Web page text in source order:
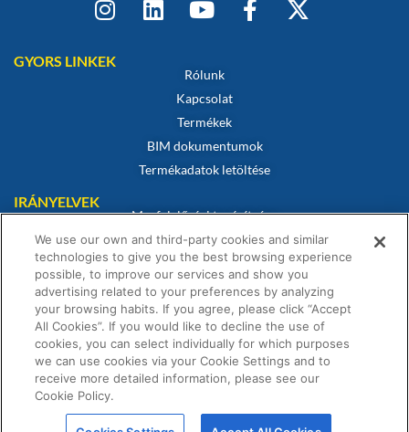
GYORS LINKEK
Rólunk
Kapcsolat
Termékek
BIM dokumentumok
Termékadatok letöltése
IRÁNYELVEK
Megfelelőségi tanúsítvány
Sütikre vonatkozó szabályzat
Jogi nyilatkozat
Adatvédelmi irányelvek
Értékesítési feltételek
Garanciális nyilatkozat
© Fernox is an Element Solutions Inc business 2026. All Rights
We use our own and third-party cookies and similar
technologies to give you the best browsing experience
possible, to improve our services and show you
advertising related to your preferences by analyzing
your browsing habits. If you agree, please click “Accept
All Cookies”. If you would like to decline the use of
cookies, you can select individually for which purposes
we can use cookies via your Cookie Settings and to
receive more detailed information, please see our
Cookie Policy.